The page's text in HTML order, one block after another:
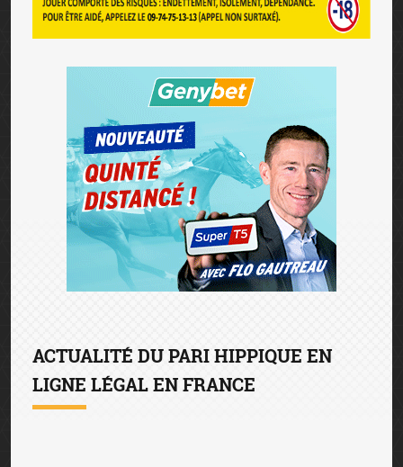
ACTUALITÉ DU PARI HIPPIQUE EN
LIGNE LÉGAL EN FRANCE